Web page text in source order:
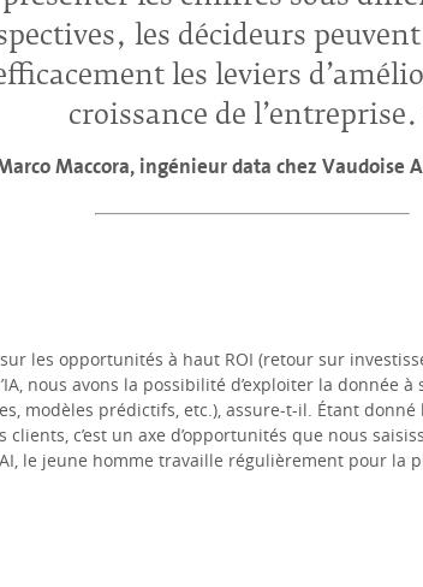
les décideurs
les leviers
croissance de l’entreprise.
Maccora, ingénieur data chez Vaudoise
les opportunités à haut ROI (retour sur
nous avons la possibilité d’exploiter la
modèles prédictifs, etc.), assure-t-il. Étant
c’est un axe d’opportunités que nous
le jeune homme travaille régulièrement pour la